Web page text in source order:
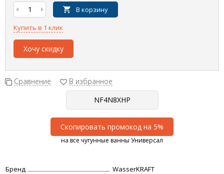
В корзину
Купить в 1 клик
Хочу скидку
Сравнение В избранное
Скопировать промокод на 5%
на все чугунные ванны Универсал
Бренд
WasserKRAFT